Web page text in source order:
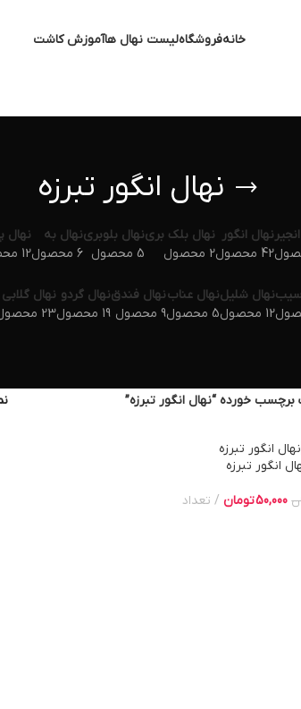
خانهفروشگاهلیست نهال هاآموزش کاشت
نهال انگور تبرزه
نهال انگور
42 محصول
نهال بلک بری
2 محصول
نهال بلوبری
5 محصول
نهال به
6 محصول
نهال
12 محصول
سیبنهال شلیل
12 محصول
نهال عناب
5 محصول
نهال فندق
9 محصول
نهال گردو
19 محصول
نهال گلابی
23 محصول
خورده “نهال انگور تبرزه”
انگور تبرزه
50,000تومان تعداد